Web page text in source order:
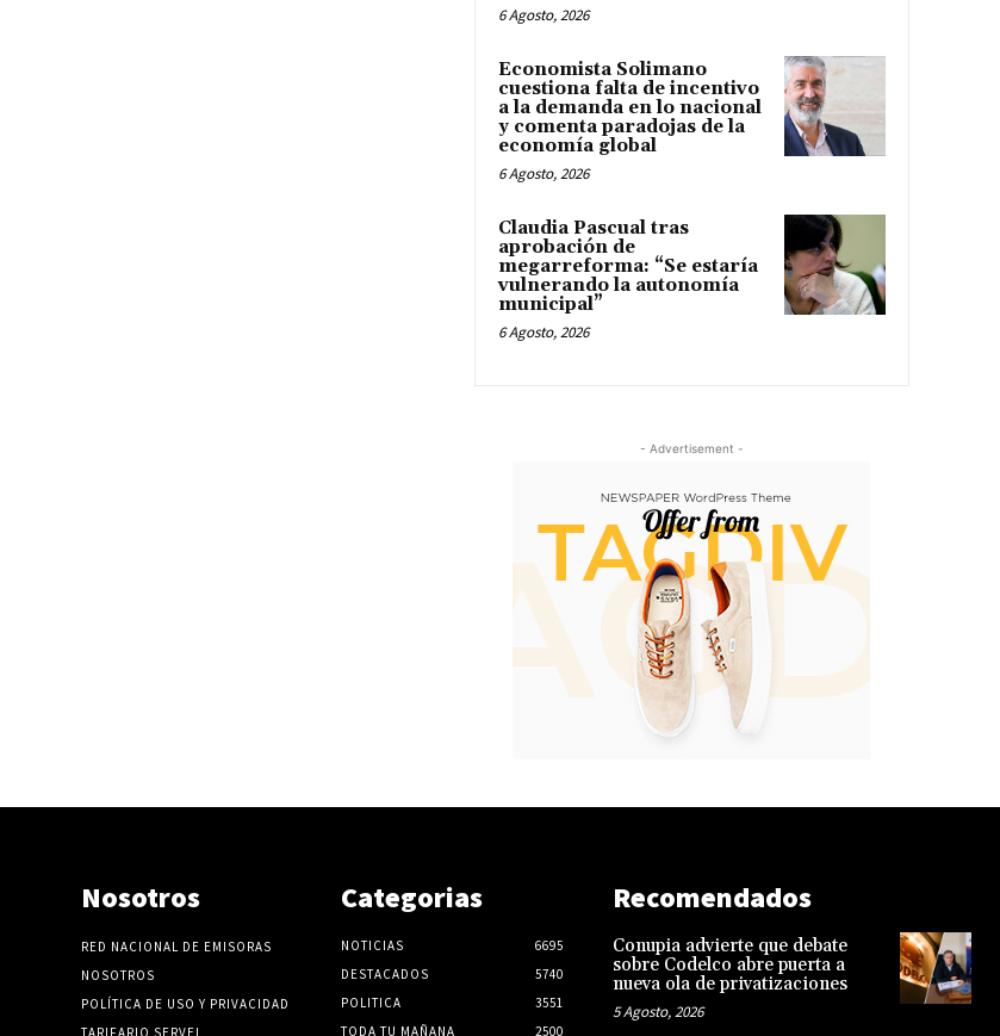
6 Agosto, 2026
Economista Solimano
cuestiona falta de incentivo
a la demanda en lo nacional
y comenta paradojas de la
economía global
6 Agosto, 2026
Claudia Pascual tras
aprobación de
megarreforma: “Se estaría
vulnerando la autonomía
municipal”
6 Agosto, 2026
- Advertisement -
Nosotros
RED NACIONAL DE EMISORAS
NOSOTROS
POLÍTICA DE USO Y PRIVACIDAD
TARIFARIO SERVEL
Categorias
NOTICIAS
6695
DESTACADOS
5740
POLITICA
3551
TODA TU MAÑANA
2500
Recomendados
Conupia advierte que debate
sobre Codelco abre puerta a
nueva ola de privatizaciones
5 Agosto, 2026